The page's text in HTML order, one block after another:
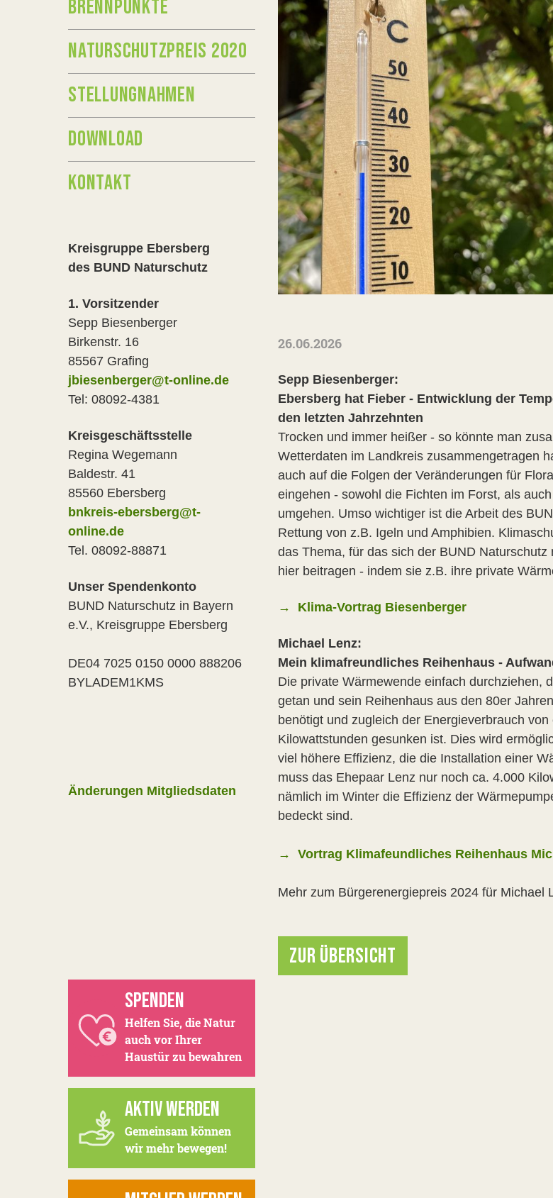
26.06.2026
Sepp Biesenberger:
Ebersberg hat Fieber - Entwicklung der
den letzten Jahrzehnten
Trocken und immer heißer - so könnte man
Wetterdaten im Landkreis zusammengetragen
auch auf die Folgen der Veränderungen für
eingehen - sowohl die Fichten im Forst, als
umgehen. Umso wichtiger ist die Arbeit des
Rettung von z.B. Igeln und Amphibien.
das Thema, für das sich der BUND
hier beitragen - indem sie z.B. ihre private
→ Klima-Vortrag Biesenberger
Michael Lenz:
Mein klimafreundliches Reihenhaus -
Die private Wärmewende einfach durchziehen,
getan und sein Reihenhaus aus den 80er
benötigt und zugleich der Energieverbrauch
Kilowattstunden gesunken ist. Dies wird
viel höhere Effizienz, die die Installation einer
muss das Ehepaar Lenz nur noch ca. 4.000
nämlich im Winter die Effizienz der
bedeckt sind.
→ Vortrag Klimafeundliches Reihenhaus
Mehr zum Bürgerenergiepreis 2024 für Michael
ZUR ÜBERSICHT
BRENNPUNKTE
NATURSCHUTZPREIS 2020
STELLUNGNAHMEN
DOWNLOAD
KONTAKT
Kreisgruppe Ebersberg
des BUND Naturschutz
1. Vorsitzender
Sepp Biesenberger
Birkenstr. 16
85567 Grafing
jbiesenberger@t-online.de
Tel: 08092-4381
Kreisgeschäftsstelle
Regina Wegemann
Baldestr. 41
85560 Ebersberg
bnkreis-ebersberg@t-
online.de
Tel. 08092-88871
Unser Spendenkonto
BUND Naturschutz in Bayern
e.V., Kreisgruppe Ebersberg
DE04 7025 0150 0000 888206
BYLADEM1KMS
Änderungen Mitgliedsdaten
SPENDEN
Helfen Sie, die Natur
auch vor Ihrer
Haustür zu bewahren
AKTIV WERDEN
Gemeinsam können
wir mehr bewegen!